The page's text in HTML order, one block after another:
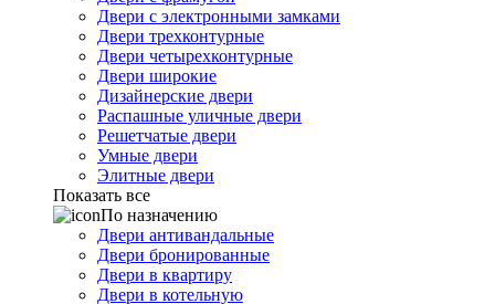
Двери с электронными замками
Двери трехконтурные
Двери четырехконтурные
Двери широкие
Дизайнерские двери
Распашные уличные двери
Решетчатые двери
Умные двери
Элитные двери
Показать все
По назначению
Двери антивандальные
Двери бронированные
Двери в квартиру
Двери в котельную